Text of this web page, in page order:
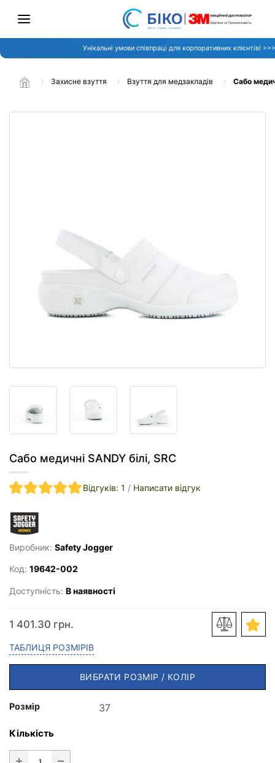
Унікальні умови співпраці для корпоративних клієнтів! >>>
Захисне взуття Взуття для медзакладів Сабо
Сабо медичні SANDY білі, SRC
Відгуків: 1 / Написати відгук
Виробник: Safety Jogger
Код: 19642-002
Доступність: В наявності
1 401.30 грн.
ТАБЛИЦЯ РОЗМІРІВ
ВИБРАТИ РОЗМІР / КОЛІР
Розмір
Кількість